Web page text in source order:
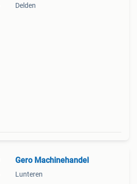
Delden
Gero Machinehandel
Lunteren